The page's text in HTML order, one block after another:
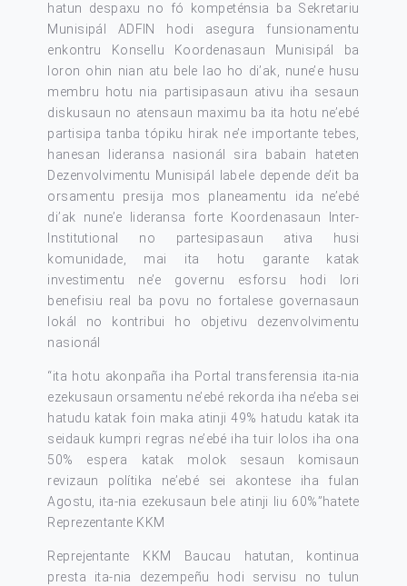
hatun despaxu no fó kompeténsia ba Sekretariu
Munisipál ADFIN hodi asegura funsionamentu
enkontru Konsellu Koordenasaun Munisipál ba
loron ohin nian atu bele lao ho di’ak, nune’e husu
membru hotu nia partisipasaun ativu iha sesaun
diskusaun no atensaun maximu ba ita hotu ne’ebé
partisipa tanba tópiku hirak ne’e importante tebes,
hanesan lideransa nasionál sira babain hateten
Dezenvolvimentu Munisipál labele depende de’it ba
orsamentu presija mos planeamentu ida ne’ebé
di’ak nune’e lideransa forte Koordenasaun Inter-
Institutional no partesipasaun ativa husi
komunidade, mai ita hotu garante katak
investimentu ne’e governu esforsu hodi lori
benefisiu real ba povu no fortalese governasaun
lokál no kontribui ho objetivu dezenvolvimentu
nasionál
“ita hotu akonpaña iha Portal transferensia ita-nia
ezekusaun orsamentu ne’ebé rekorda iha ne’eba sei
hatudu katak foin maka atinji 49% hatudu katak ita
seidauk kumpri regras ne’ebé iha tuir lolos iha ona
50% espera katak molok sesaun komisaun
revizaun polítika ne’ebé sei akontese iha fulan
Agostu, ita-nia ezekusaun bele atinji liu 60%”hatete
Reprezentante KKM
Reprejentante KKM Baucau hatutan, kontinua
presta ita-nia dezempeñu hodi servisu no tulun